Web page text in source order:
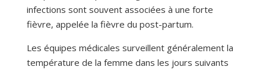
infections sont souvent associées à une forte
fièvre, appelée la fièvre du post-partum.
Les équipes médicales surveillent généralement la
température de la femme dans les jours suivants